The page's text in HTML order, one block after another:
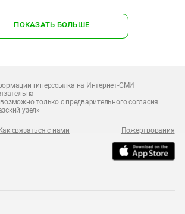
ПОКАЗАТЬ БОЛЬШЕ
гиперссылка на Интернет-СМИ
только с предварительного согласия
узел»
Как связаться с нами Пожертвования